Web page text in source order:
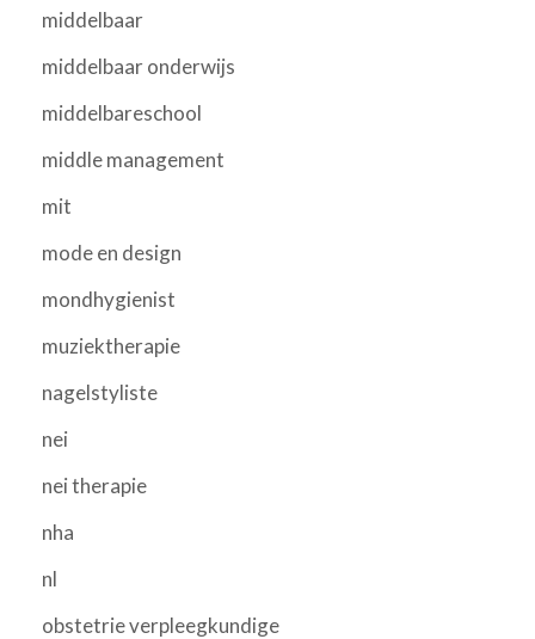
middelbaar
middelbaar onderwijs
middelbareschool
middle management
mit
mode en design
mondhygienist
muziektherapie
nagelstyliste
nei
nei therapie
nha
nl
obstetrie verpleegkundige